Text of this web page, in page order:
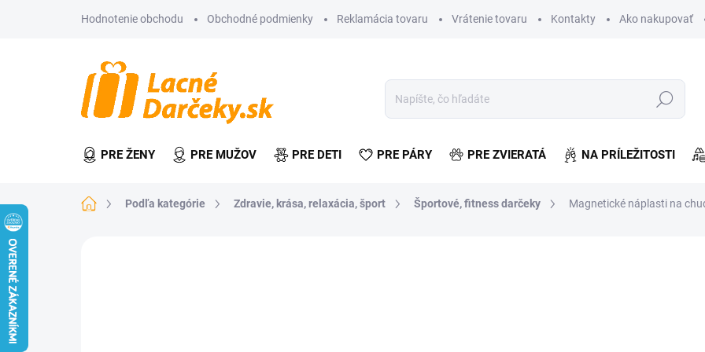
Hodnotenie obchodu Obchodné podmienky Reklamácia tovaru Vrátenie tovaru Kontakty Ako nakupovať
Hľadať
PRE ŽENY PRE MUŽOV PRE DETI PRE PÁRY PRE ZVIERATÁ NA PRÍLEŽITOSTI
DomovPodľa kategórie Zdravie, krása, relaxácia, šport Športové, fitness darčeky Magnetické náplasti na